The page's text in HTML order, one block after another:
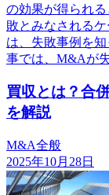
の効果が得られ
敗とみなされる
は、失敗事例を
事では、M&Aが
買収とは？合
を解説
M&A全般
2025年10月28日